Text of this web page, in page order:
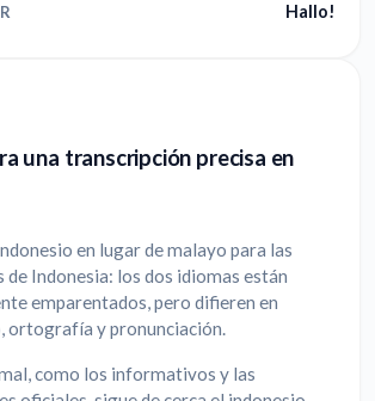
Hallo!
una transcripción precisa en
en lugar de malayo para las
de Indonesia: los dos idiomas están
emparentados, pero difieren en
ortografía y pronunciación.
como los informativos y las